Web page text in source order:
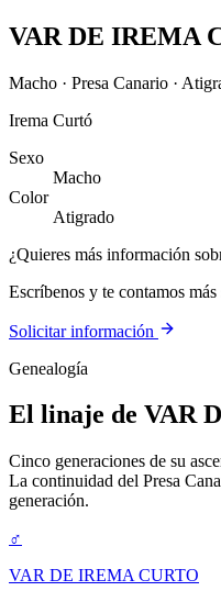
VAR DE IREMA
Macho · Presa Canario ·
Irema Curtó
Sexo
Macho
Color
Atigrado
¿Quieres más información
Escríbenos y te contamos
Solicitar información
Genealogía
El linaje de VAR
Cinco generaciones de su
La continuidad del Presa
generación.
♂
VAR DE IREMA CURTO